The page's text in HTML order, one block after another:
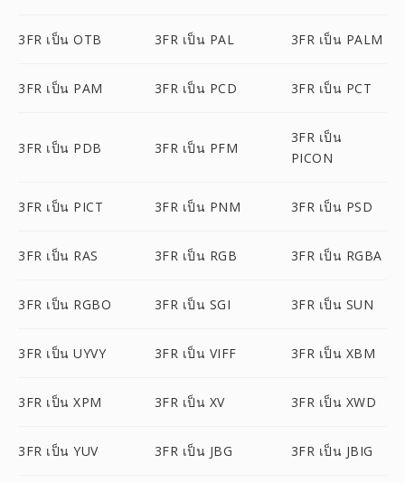
3FR เป็น OTB 3FR เป็น PAL 3FR เป็น PALM
3FR เป็น PAM 3FR เป็น PCD 3FR เป็น PCT
3FR เป็น PDB 3FR เป็น PFM
3FR เป็น
PICON
3FR เป็น PICT 3FR เป็น PNM 3FR เป็น PSD
3FR เป็น RAS 3FR เป็น RGB 3FR เป็น RGBA
3FR เป็น RGBO 3FR เป็น SGI 3FR เป็น SUN
3FR เป็น UYVY 3FR เป็น VIFF 3FR เป็น XBM
3FR เป็น XPM 3FR เป็น XV 3FR เป็น XWD
3FR เป็น YUV 3FR เป็น JBG 3FR เป็น JBIG